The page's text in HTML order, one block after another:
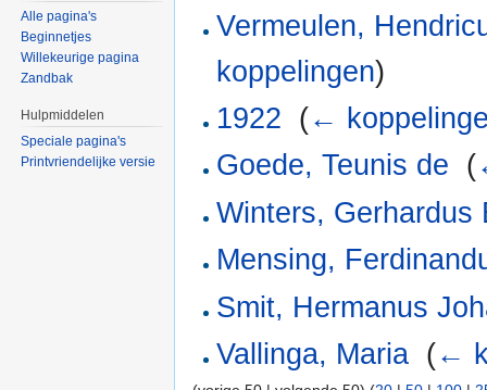
Vermeulen,
koppelingen)
1922 (←
Goede, Teunis de (
Winters, Gerhardus
Mensing,
Smit, Hermanus
Vallinga, Maria (←
Alle pagina's
Beginnetjes
Willekeurige pagina
Zandbak
Hulpmiddelen
Speciale pagina's
Printvriendelijke versie